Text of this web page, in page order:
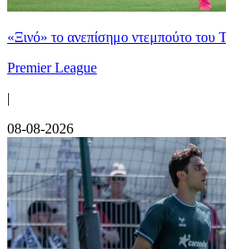
«Ξινό» το ανεπίσημο ντεμπούτο του
Premier League
|
08-08-2026